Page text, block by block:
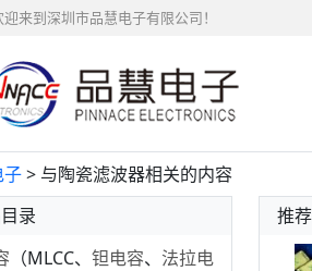
来到深圳市品慧电子有限公司！
子> 与陶瓷滤波器相关的内容
录
（MLCC、 钽电容、 法拉电
推